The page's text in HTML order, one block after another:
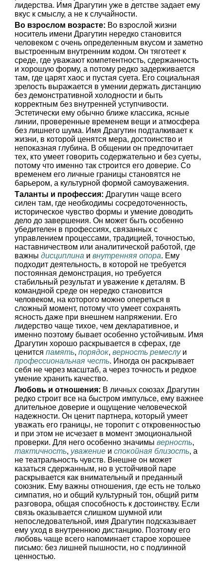
лидерства. Имя Драгутин уже в детстве задает ему
вкус к смыслу, а не к случайности.
Во взрослом возрасте: Во взрослой жизни
носитель имени Драгутин нередко становится
человеком с очень определенным вкусом и заметно
выстроенным внутренним кодом. Он тяготеет к
среде, где уважают компетентность, сдержанность
и хорошую форму, а потому редко задерживается
там, где царят хаос и пустая суета. Его социальная
зрелость выражается в умении держать дистанцию
без демонстративной холодности и быть
корректным без внутренней уступчивости.
Эстетически ему обычно ближе классика, ясные
линии, проверенные временем вещи и атмосфера
без лишнего шума. Имя Драгутин подталкивает к
жизни, в которой ценятся мера, достоинство и
непоказная глубина. В общении он предпочитает
тех, кто умеет говорить содержательно и без суеты,
потому что именно так строится его доверие. Со
временем его личные границы становятся не
барьером, а культурной формой самоуважения.
Таланты и профессия: Драгутин чаще всего
силен там, где необходимы сосредоточенность,
историческое чувство формы и умение доводить
дело до завершения. Он может быть особенно
убедителен в профессиях, связанных с
управлением процессами, традицией, точностью,
наставничеством или аналитической работой, где
важны дисциплина и внутренняя опора. Ему
подходит деятельность, в которой не требуется
постоянная демонстрация, но требуется
стабильный результат и уважение к деталям. В
командной среде он нередко становится
человеком, на которого можно опереться в
сложный момент, потому что умеет сохранять
ясность даже при внешнем напряжении. Его
лидерство чаще тихое, чем декларативное, и
именно поэтому бывает особенно устойчивым. Имя
Драгутин хорошо раскрывается в сферах, где
ценится память, порядок, верность ремеслуи
профессиональная честь. Иногда он раскрывает
себя не через масштаб, а через точность и редкое
умение хранить качество.
Любовь и отношения: В личных союзах Драгутин
редко строит все на быстром импульсе, ему важнее
длительное доверие и ощущение человеческой
надежности. Он ценит партнера, который умеет
уважать его границы, не торопит с откровенностью
и при этом не исчезает в момент эмоциональной
проверки. Для него особенно значимы верность,
тактичность, уважение и спокойная близость, а
не театральность чувств. Внешне он может
казаться сдержанным, но в устойчивой паре
раскрывается как внимательный и преданный
союзник. Ему важны отношения, где есть не только
симпатия, но и общий культурный тон, общий ритм
разговора, общая способность к достоинству. Если
связь оказывается слишком шумной или
непоследовательной, имя Драгутин подсказывает
ему уход в внутреннюю дистанцию. Поэтому его
любовь чаще всего напоминает старое хорошее
письмо: без лишней пышности, но с подлинной
ценностью.